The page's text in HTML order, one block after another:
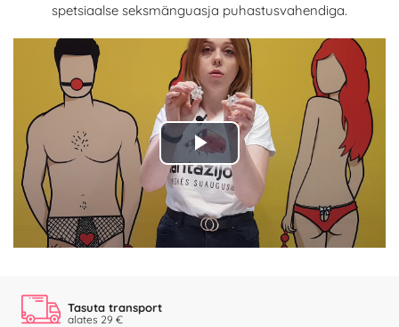
spetsiaalse seksmänguasja puhastusvahendiga.
Play
Video
Tasuta transport
alates 29 €